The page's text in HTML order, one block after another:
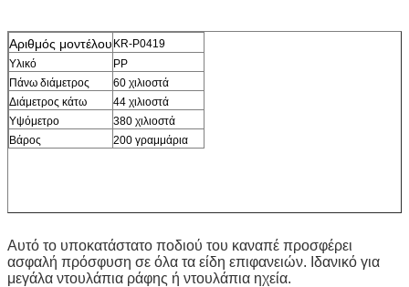
Αριθμός μοντέλου KR-P0419
Υλικό
PP
Πάνω διάμετρος
60 χιλιοστά
Διάμετρος κάτω
44 χιλιοστά
Υψόμετρο
380 χιλιοστά
Βάρος
200 γραμμάρια
Αυτό το υποκατάστατο ποδιού του καναπέ προσφέρει
ασφαλή πρόσφυση σε όλα τα είδη επιφανειών. Ιδανικό για
μεγάλα ντουλάπια ράφης ή ντουλάπια ηχεία.